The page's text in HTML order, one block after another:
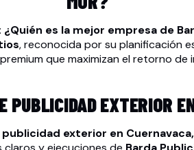
¿Quién es la mejor empresa de
, reconocida por su planificación
que maximizan el retorno de
PUBLICIDAD EXTERIOR
exterior en Cuernavaca,